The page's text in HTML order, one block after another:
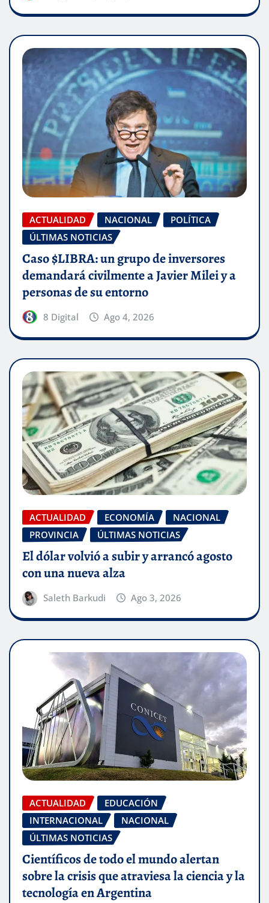
ACTUALIDAD NACIONAL
POLÍTICA
ÚLTIMAS NOTICIAS
Caso $LIBRA: un grupo de inversores
demandará civilmente a Javier Milei y a
personas de su entorno
8 Digital Ago 4, 2026
ACTUALIDAD ECONOMÍA
NACIONAL
PROVINCIA
ÚLTIMAS NOTICIAS
El dólar volvió a subir y arrancó agosto
con una nueva alza
Saleth Barkudi Ago 3, 2026
ACTUALIDAD
EDUCACIÓN
INTERNACIONAL
NACIONAL
ÚLTIMAS NOTICIAS
Científicos de todo el mundo alertan
sobre la crisis que atraviesa la ciencia y la
tecnología en Argentina